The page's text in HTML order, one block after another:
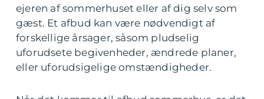
ejeren af sommerhuset eller af dig selv som
gæst. Et afbud kan være nødvendigt af
forskellige årsager, såsom pludselig
uforudsete begivenheder, ændrede planer,
eller uforudsigelige omstændigheder.